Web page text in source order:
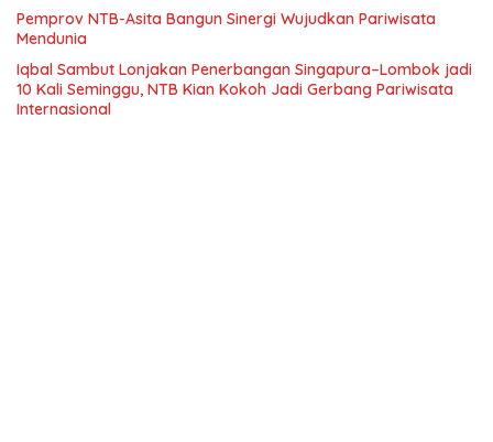
Pemprov NTB-Asita Bangun Sinergi Wujudkan Pariwisata
Mendunia
Iqbal Sambut Lonjakan Penerbangan Singapura–Lombok jadi
10 Kali Seminggu, NTB Kian Kokoh Jadi Gerbang Pariwisata
Internasional